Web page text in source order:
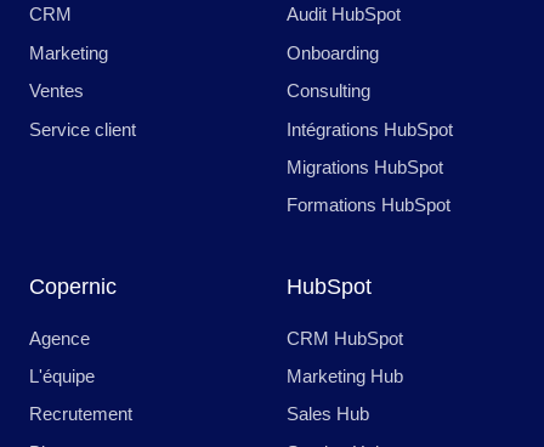
CRM
Marketing
Ventes
Service client
Audit HubSpot
Onboarding
Consulting
Intégrations HubSpot
Migrations HubSpot
Formations HubSpot
Copernic
Agence
L'équipe
Recrutement
HubSpot
CRM HubSpot
Marketing Hub
Sales Hub